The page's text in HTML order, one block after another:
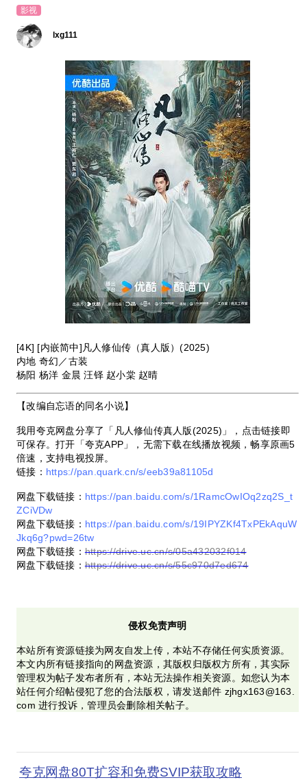
影视
lxg111
[4K] [内嵌简中]凡人修仙传（真人版）(2025)
内地 奇幻／古装
杨阳 杨洋 金晨 汪铎 赵小棠 赵晴
【改编自忘语的同名小说】
我用夸克网盘分享了「凡人修仙传真人版(2025)」，点击链接即
可保存。打开「夸克APP」，无需下载在线播放视频，畅享原画5
倍速，支持电视投屏。
链接： https://pan.quark.cn/s/eeb39a81105d
网盘下载链接： https://pan.baidu.com/s/1RamcOwIOq2zq2S_t
ZCiVDw
网盘下载链接： https://pan.baidu.com/s/19IPYZKf4TxPEkAquW
Jkq6g?pwd=26tw
网盘下载链接：https://drive.uc.cn/s/05a432032f014
网盘下载链接：https://drive.uc.cn/s/55c970d7ed674
侵权免责声明
本站所有资源链接为网友自发上传，本站不存储任何实质资源。
本文内所有链接指向的网盘资源，其版权归版权方所有，其实际
管理权为帖子发布者所有，本站无法操作相关资源。如您认为本
站任何介绍帖侵犯了您的合法版权，请发送邮件 zjhgx163@163.
com 进行投诉，管理员会删除相关帖子。
夸克网盘80T扩容和免费SVIP获取攻略